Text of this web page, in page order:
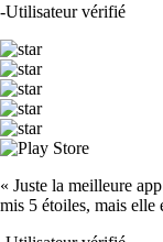
-Utilisateur vérifié
« Juste la meilleure
mis 5 étoiles, mais elle